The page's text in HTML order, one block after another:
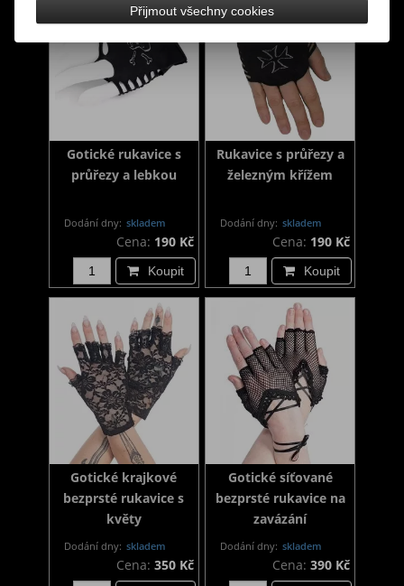
Gotické rukavice s
průřezy a lebkou
Dodání dny: skladem
Cena: 190 Kč
Koupit
Rukavice s průřezy a
železným křížem
Dodání dny: skladem
Cena: 190 Kč
Koupit
Gotické krajkové
bezprsté rukavice s
květy
Dodání dny: skladem
Cena: 350 Kč
Gotické síťované
bezprsté rukavice na
zavázání
Dodání dny: skladem
Cena: 390 Kč
Přijmout všechny cookies